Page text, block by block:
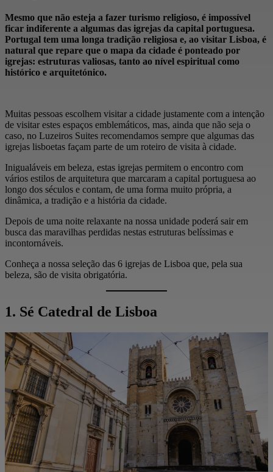
Mesmo que não esteja a fazer turismo religioso, é impossível
ficar indiferente a algumas das igrejas da capital portuguesa.
Portugal tem uma longa tradição religiosa e, ao visitar Lisboa, é
natural que repare que o mapa da cidade é ponteado por
igrejas: estruturas valiosas, tanto ao nível espiritual como
histórico e arquitetónico.
Muitas pessoas escolhem visitar a cidade justamente com a intenção
de visitar estes espaços emblemáticos, mas, ainda que não seja o
caso, no Luzeiros Suites recomendamos sempre que algumas das
igrejas lisboetas façam parte de um roteiro de visita à cidade.
Inigualáveis em beleza, estas igrejas permitem o encontro com
vários estilos de arquitetura que marcaram a capital portuguesa ao
longo dos séculos e contam, de uma forma muito própria, a
dinâmica, a tradição e a história da cidade.
Depois de uma noite relaxante na nossa unidade poderá sair em
busca das maravilhas perdidas nestas estruturas belíssimas e
incontornáveis.
Conheça a nossa seleção das 6 igrejas de Lisboa que, pela sua
beleza, são de visita obrigatória.
1. Sé Catedral de Lisboa